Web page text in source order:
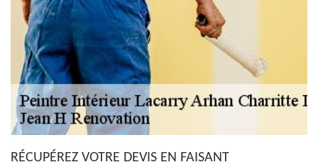
RÉCUPÉREZ VOTRE DEVIS EN FAISANT